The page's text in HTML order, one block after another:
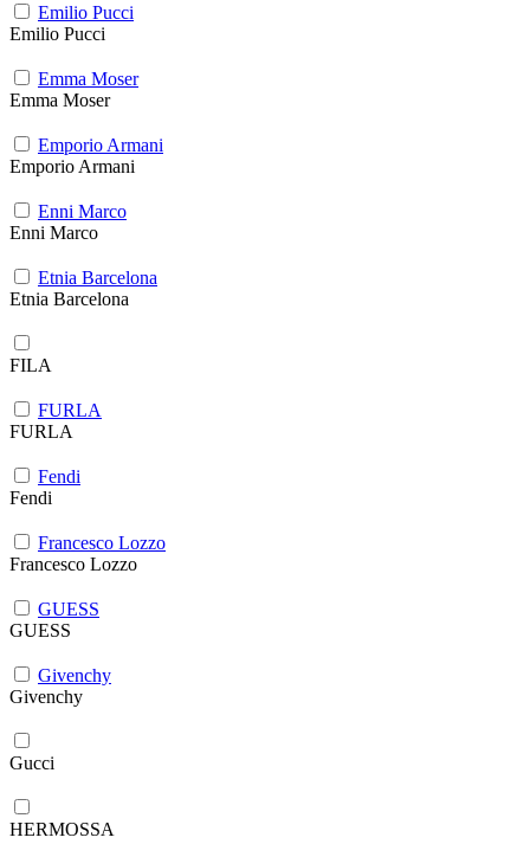
Emilio Pucci
Emilio Pucci
Emma Moser
Emma Moser
Emporio Armani
Emporio Armani
Enni Marco
Enni Marco
Etnia Barcelona
Etnia Barcelona
FILA
FURLA
FURLA
Fendi
Fendi
Francesco Lozzo
Francesco Lozzo
GUESS
GUESS
Givenchy
Givenchy
Gucci
HERMOSSA